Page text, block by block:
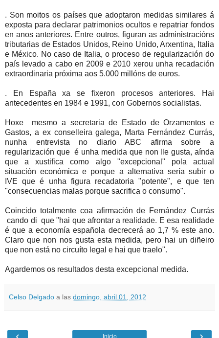
. Son moitos os países que adoptaron medidas similares á
exposta para declarar patrimonios ocultos e repatriar fondos
en anos anteriores. Entre outros, figuran as administracións
tributarias de Estados Unidos, Reino Unido, Arxentina, Italia
e México. No caso de Italia, o proceso de regularización do
país levado a cabo en 2009 e 2010 xerou unha recadación
extraordinaria próxima aos 5.000 millóns de euros.
. En España xa se fixeron procesos anteriores. Hai
antecedentes en 1984 e 1991, con Gobernos socialistas.
Hoxe mesmo a secretaria de Estado de Orzamentos e
Gastos, a ex conselleira galega, Marta Fernández Currás,
nunha entrevista no diario ABC afirma sobre a
regularización que é unha medida que non lle gusta, aínda
que a xustifica como algo "excepcional" pola actual
situación económica e porque a alternativa sería subir o
IVE que é unha figura recadatoria "potente", e que ten
"consecuencias malas porque sacrifica o consumo".
Coincido totalmente coa afirmación de Fernández Currás
cando di que "hai que afrontar a realidade. E esa realidade
é que a economía española decrecerá ao 1,7 % este ano.
Claro que non nos gusta esta medida, pero hai un diñeiro
que non está no circuíto legal e hai que traelo".
Agardemos os resultados desta excepcional medida.
Celso Delgado a las domingo, abril 01, 2012
Inicio